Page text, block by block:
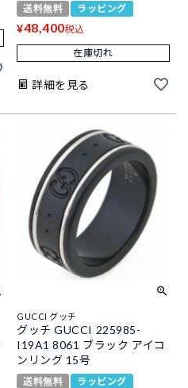
送料無料 ラッピング
¥48,400税込
在庫切れ
詳細を見る
GUCCI グッチ
グッチ GUCCI 225985-
I19A1 8061 ブラック アイコ
ンリング 15号
送料無料
ラッピング